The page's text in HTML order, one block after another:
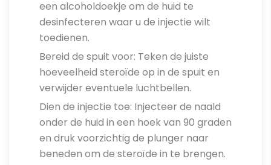
een alcoholdoekje om de huid te
desinfecteren waar u de injectie wilt
toedienen.
Bereid de spuit voor: Teken de juiste
hoeveelheid steroïde op in de spuit en
verwijder eventuele luchtbellen.
Dien de injectie toe: Injecteer de naald
onder de huid in een hoek van 90 graden
en druk voorzichtig de plunger naar
beneden om de steroïde in te brengen.